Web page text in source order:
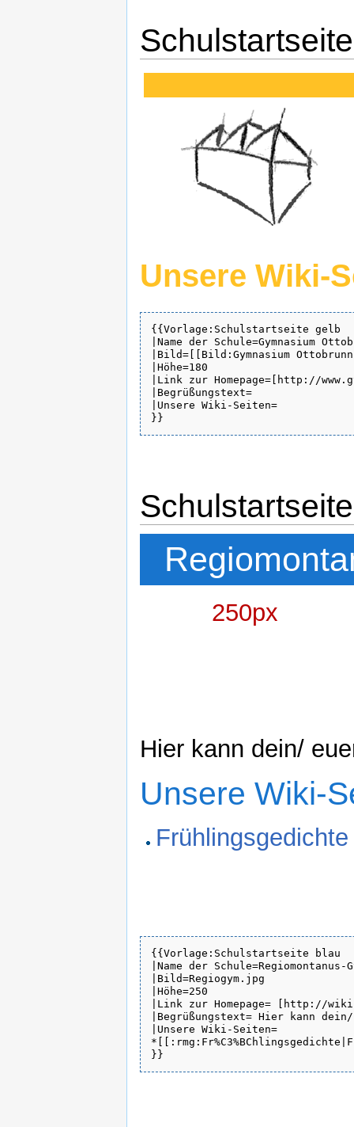
Unsere Wiki-
{{Vorlage:Schulstartseite gelb
|Name der Schule=Gymnasium
|Bild=[[Bild:Gymnasium
|Höhe=180
|Link zur Homepage=[http://
|Begrüßungstext=
|Unsere Wiki-Seiten=
250px
Hier kann dein/
Unsere Wiki-
{{Vorlage:Schulstartseite blau
|Name der Schule=Regiomontanus-
|Bild=Regiogym.jpg
|Höhe=250
|Link zur Homepage= [http://
|Begrüßungstext= Hier kann
|Unsere Wiki-Seiten=